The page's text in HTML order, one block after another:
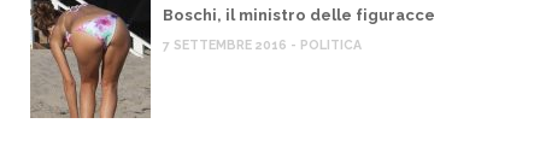
Boschi, il ministro delle figuracce
7 SETTEMBRE 2016 - POLITICA